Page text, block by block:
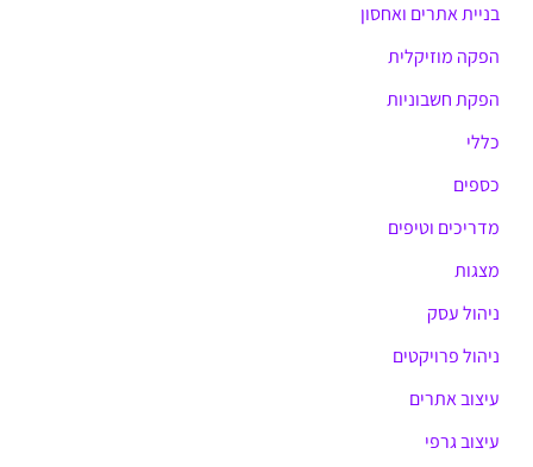
בניית אתרים ואחסון
הפקה מוזיקלית
הפקת חשבוניות
כללי
כספים
מדריכים וטיפים
מצגות
ניהול עסק
ניהול פרויקטים
עיצוב אתרים
עיצוב גרפי